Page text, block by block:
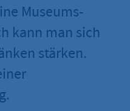
Museums-
kann man sich
stärken.